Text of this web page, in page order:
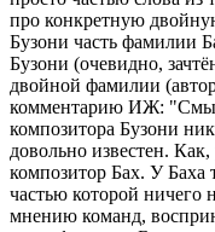
про конкретную
Бузони часть фамилии
Бузони (очевидно,
двойной фамилии
комментарию ИЖ:
композитора Бузони
довольно известен.
композитор Бах. У Баха
частью которой ничего
мнению команд,